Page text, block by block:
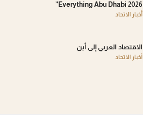
Everything Abu Dhabi 2026”
أخبار الاتحاد
الاقتصاد العربي إلى أين
أخبار الاتحاد